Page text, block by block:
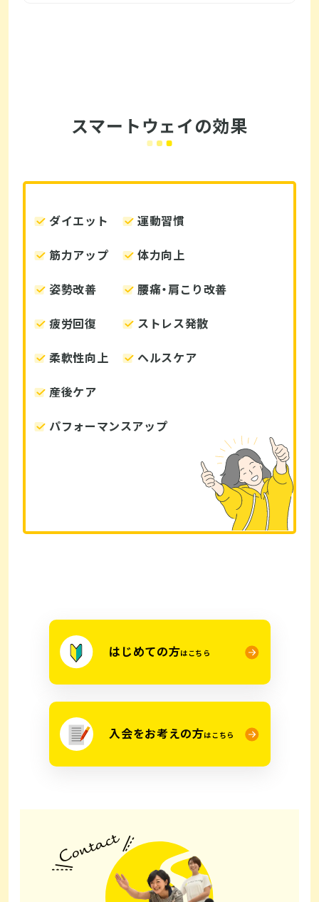
スマートウェイの効果
ダイエット
運動習慣
筋力アップ
体力向上
姿勢改善
腰痛・肩こり改善
疲労回復
ストレス発散
柔軟性向上
ヘルスケア
産後ケア
パフォーマンスアップ
はじめての方はこちら
入会をお考えの方はこちら